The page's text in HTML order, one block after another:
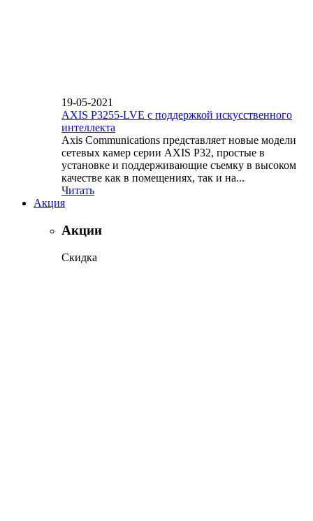
19-05-2021
AXIS P3255-LVE с поддержкой искусственного
интеллекта
Axis Communications представляет новые модели
сетевых камер серии AXIS P32, простые в
установке и поддерживающие съемку в высоком
качестве как в помещениях, так и на...
Читать
Акция
Акции
Скидка